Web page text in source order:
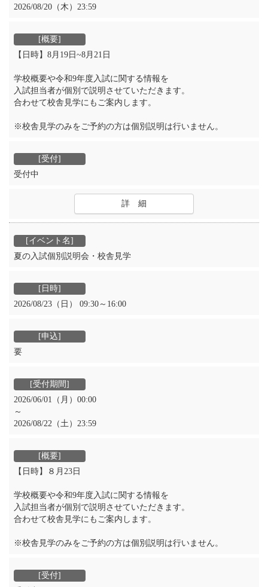
2026/08/20（木）23:59
【日時】8月19日~8月21日
学校概要や令和9年度入試に関する情報を
入試担当者が個別で説明させていただきます。
合わせて校舎見学にもご案内します。
※校舎見学のみをご予約の方は個別説明は行いません。
受付中
詳 細
夏の入試個別説明会・校舎見学
2026/08/23（日） 09:30～16:00
要
2026/06/01（月）00:00
～
2026/08/22（土）23:59
【日時】８月23日
学校概要や令和9年度入試に関する情報を
入試担当者が個別で説明させていただきます。
合わせて校舎見学にもご案内します。
※校舎見学のみをご予約の方は個別説明は行いません。